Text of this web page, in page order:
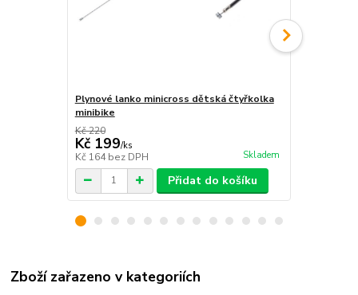
Plynové lanko minicross dětská čtyřkolka
minibike
Kč 220
Kč 199/ks
Kč 164bez DPH Skladem
Přidat do košíku
Zboží zařazeno v kategoriích